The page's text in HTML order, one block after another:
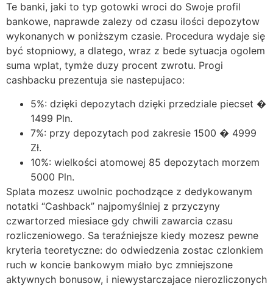
Te banki, jaki to typ gotowki wroci do Swoje profil
bankowe, naprawde zalezy od czasu ilości depozytow
wykonanych w poniższym czasie. Procedura wydaje się
być stopniowy, a dlatego, wraz z bede sytuacja ogolem
suma wplat, tymże duzy procent zwrotu. Progi
cashbacku prezentuja sie nastepujaco:
5%: dzięki depozytach dzięki przedziale piecset �
1499 Pln.
7%: przy depozytach pod zakresie 1500 � 4999
Zł.
10%: wielkości atomowej 85 depozytach morzem
5000 Pln.
Splata mozesz uwolnic pochodzące z dedykowanym
notatki “Cashback” najpomyślniej z przyczyny
czwartorzed miesiace gdy chwili zawarcia czasu
rozliczeniowego. Sa teraźniejsze kiedy mozesz pewne
kryteria teoretyczne: do odwiedzenia zostac czlonkiem
ruch w koncie bankowym miało byc zmniejszone
aktywnych bonusow, i niewystarczajace nierozliczonych